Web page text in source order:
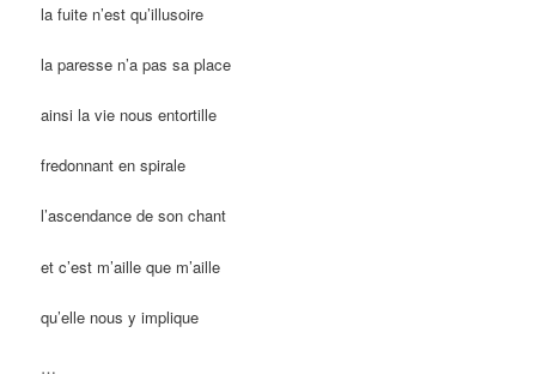
la fuite n’est qu’illusoire
la paresse n’a pas sa place
ainsi la vie nous entortille
fredonnant en spirale
l’ascendance de son chant
et c’est m’aille que m’aille
qu’elle nous y implique
…